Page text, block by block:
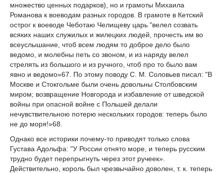
множество ценных подарков), но и грамоты Михаила
Романова к воеводам разных городов. В грамоте в Кетский
острог к воеводе Чеботаю Челищеву царь "велел созвать
всяких наших служилых и жилецких людей, прочесть им во
всеуслышание, чтоб всем людям то доброе дело было
ведомо, и молебны петь со звоном, и из наряду велел
стрелять из большого и из ручного, чтоб про то было вам
явно и ведомо»67 . По этому поводу С. М. Соловьев писал: "В
Москве и Стокгольме были очень довольны Столбовским
миром; возвращение Новгорода и из­бавление от шведской
войны при опасной войне с Польшей делали
нечувствительною потерю нескольких городов: теперь было
не до моря!»68
Однако все историки почему-то приводят только слова
Густава Адольфа: "У России отнято море, и теперь русским
трудно будет перепрыгнуть через этот ручеек».
Действительно, король был чрезвычайно доволен, т. к. теперь